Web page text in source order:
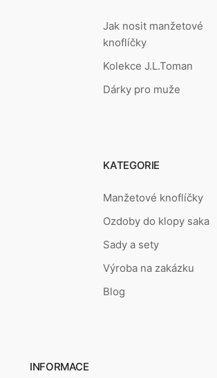
Jak nosit manžetové
knoflíčky
Kolekce J.L.Toman
Dárky pro muže
KATEGORIE
Manžetové knoflíčky
Ozdoby do klopy saka
Sady a sety
Výroba na zakázku
Blog
INFORMACE